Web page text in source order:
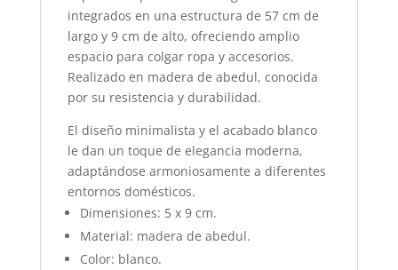
integrados en una estructura de 57 cm de
largo y 9 cm de alto, ofreciendo amplio
espacio para colgar ropa y accesorios.
Realizado en madera de abedul, conocida
por su resistencia y durabilidad.
El diseño minimalista y el acabado blanco
le dan un toque de elegancia moderna,
adaptándose armoniosamente a diferentes
entornos domésticos.
Dimensiones: 5 x 9 cm.
Material: madera de abedul.
Color: blanco.